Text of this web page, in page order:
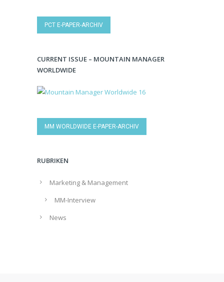
PCT E-PAPER-ARCHIV
CURRENT ISSUE – MOUNTAIN MANAGER
WORLDWIDE
MM WORLDWIDE E-PAPER-ARCHIV
RUBRIKEN
Marketing & Management
MM-Interview
News